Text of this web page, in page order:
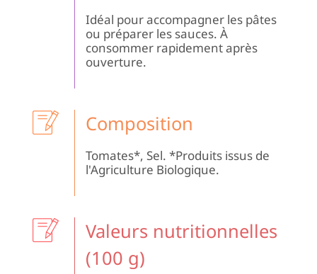
Idéal pour accompagner les pâtes
ou préparer les sauces. À
consommer rapidement après
ouverture.
Composition
Tomates*, Sel. *Produits issus de
l'Agriculture Biologique.
Valeurs nutritionnelles
(100 g)